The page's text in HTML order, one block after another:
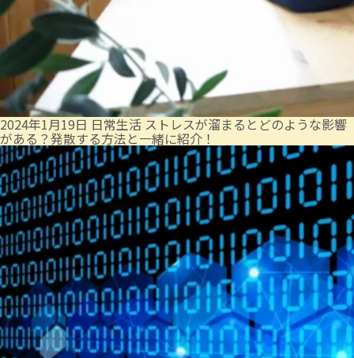
2024年1月19日 日常生活 ストレスが溜まるとどのような影響
がある？発散する方法と一緒に紹介！